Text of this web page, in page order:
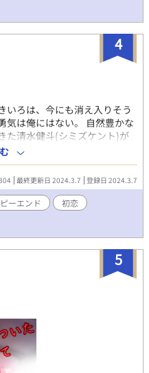
4
いろは、今にも消え入りそう
気は俺にはない。 自然豊かな
た清水健斗(シミズケント)が
ステルパープルのカールヘア
パーカーで包んだともすれば
レス男子、篁絢人(タカムラケ
っぱり変なの、ふふ」 どこ
になってよ」と笑いながら
健斗の心を妙にざわつかせ
最終更新日 2024.3.7 登録日 2024.3.7
ーエンド
初恋
5